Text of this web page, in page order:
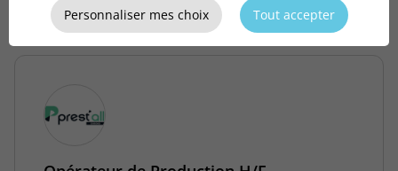
Personnaliser mes choix Tout accepter